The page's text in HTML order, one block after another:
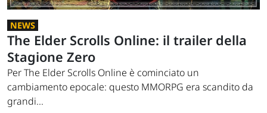
NEWS
The Elder Scrolls Online: il trailer della
Stagione Zero
Per The Elder Scrolls Online è cominciato un
cambiamento epocale: questo MMORPG era scandito da
grandi...